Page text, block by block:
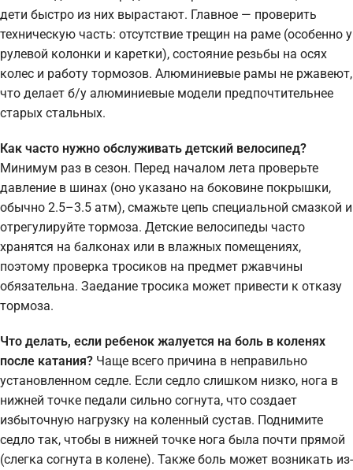
дети быстро из них вырастают. Главное — проверить
техническую часть: отсутствие трещин на раме (особенно у
рулевой колонки и каретки), состояние резьбы на осях
колес и работу тормозов. Алюминиевые рамы не ржавеют,
что делает б/у алюминиевые модели предпочтительнее
старых стальных.
Как часто нужно обслуживать детский велосипед?
Минимум раз в сезон. Перед началом лета проверьте
давление в шинах (оно указано на боковине покрышки,
обычно 2.5–3.5 атм), смажьте цепь специальной смазкой и
отрегулируйте тормоза. Детские велосипеды часто
хранятся на балконах или в влажных помещениях,
поэтому проверка тросиков на предмет ржавчины
обязательна. Заедание тросика может привести к отказу
тормоза.
Что делать, если ребенок жалуется на боль в коленях
после катания? Чаще всего причина в неправильно
установленном седле. Если седло слишком низко, нога в
нижней точке педали сильно согнута, что создает
избыточную нагрузку на коленный сустав. Поднимите
седло так, чтобы в нижней точке нога была почти прямой
(слегка согнута в колене). Также боль может возникать из-